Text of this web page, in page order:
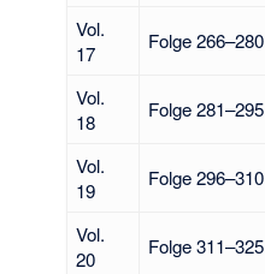
Vol.
17
Folge 266–280
Vol.
18
Folge 281–295
Vol.
19
Folge 296–310
Vol.
20
Folge 311–325